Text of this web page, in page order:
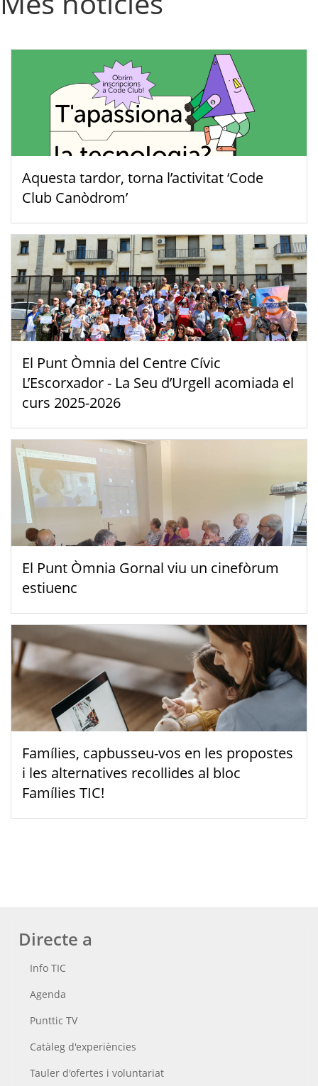
Aquesta tardor, torna l’activitat ‘Code
Club Canòdrom’
El Punt Òmnia del Centre Cívic
L’Escorxador - La Seu d’Urgell acomiada el
curs 2025-2026
El Punt Òmnia Gornal viu un cinefòrum
estiuenc
Famílies, capbusseu-vos en les propostes
i les alternatives recollides al bloc
Famílies TIC!
Directe a
Info TIC
Agenda
Punttic TV
Catàleg d'experiències
Tauler d'ofertes i voluntariat